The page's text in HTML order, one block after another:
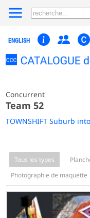
ENGLISH
Concurrent
Team 52
TOWNSHIFT Suburb
Tous les types
Photographie de maquette